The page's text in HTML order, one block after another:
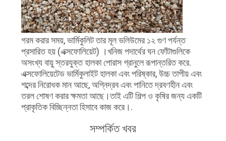
গরম করার সময়, ভার্মিকুলিট তার মূল ভলিউমের ১২ গুণ পর্যন্ত
প্রসারিত হয় (এক্সফোলিয়েট) ।খনিজ পদার্থের ঘন ফোঁটাগুলিকে
অসংখ্য বায়ু স্তরযুক্ত হালকা পোরাস গ্রানুলে রূপান্তরিত করে.
এক্সফোলিয়েটেড ভার্মিকুলাইট হালকা এবং পরিষ্কার, উচ্চ তাপীয় এবং
শব্দের নিরোধক মান আছে, অগ্নিদ্রব এবং পানিতে দ্রবণহীন এবং
তরল শোষণ করার ক্ষমতা আছে।তাই এটি শিল্প ও কৃষির জন্য একটি
প্রাকৃতিক বিচ্ছিন্নতা হিসাবে কাজ করে।.
সম্পর্কিত খবর